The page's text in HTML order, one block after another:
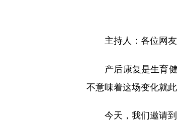
主持人： 各位网
产后康复是生育健
不意味着这场变化就
今天，我们邀请到